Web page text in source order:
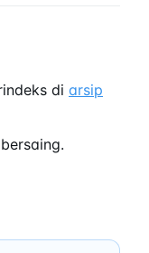
di arsip